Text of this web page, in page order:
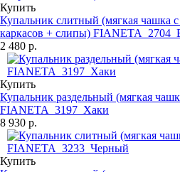
Купить
Купальник слитный (мягкая чашка
каркасов + слипы)
2 480 р.
Купить
Купальник раздельный (мягкая
FIANETA_3197_Хаки
8 930 р.
Купить